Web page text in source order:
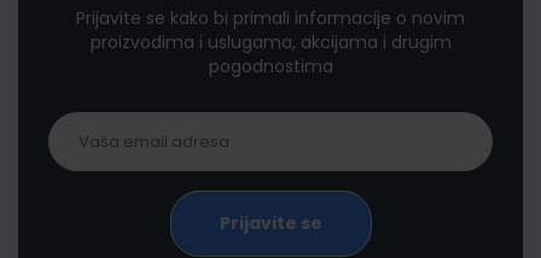
Prijavite se kako bi primali informacije o novim
proizvodima i uslugama, akcijama i drugim
pogodnostima